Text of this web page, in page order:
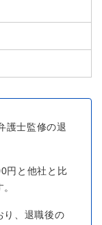
護士監修の退
円と他社と比
り、退職後の